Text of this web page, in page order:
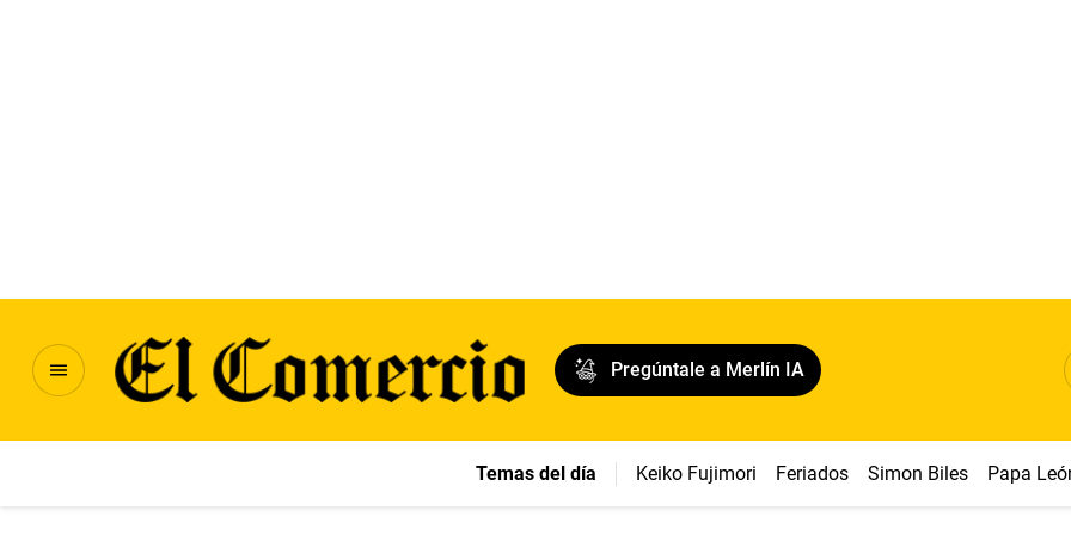
Pregúntale a Merlín IA
Temas del día Keiko Fujimori Feriados Simon Biles Papa